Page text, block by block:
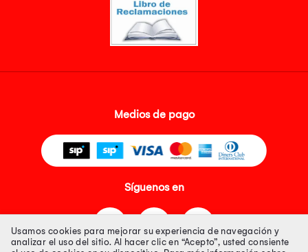
Medios de pago
Síguenos en
Usamos cookies para mejorar su experiencia de navegación y
analizar el uso del sitio. Al hacer clic en “Acepto”, usted consiente